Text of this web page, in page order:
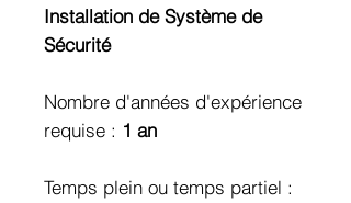
Installation de Système de
Sécurité
Nombre d'années d'expérience
requise : 1 an
Temps plein ou temps partiel :